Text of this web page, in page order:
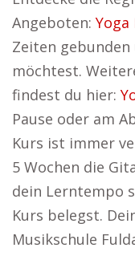
Angeboten: Yoga
Zeiten
möchtest.
findest du hier:
Pause oder am
Kurs ist immer
5 Wochen die
dein Lerntempo
Kurs belegst.
Musikschule